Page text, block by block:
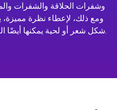
وشفرات الحلاقة والشفرات
ومع ذلك، لإعطاء نظرة مميزة،
شكل شعر أو لحية يمكنها أيضًا التحدث نيابة عن علامتك التجارية.